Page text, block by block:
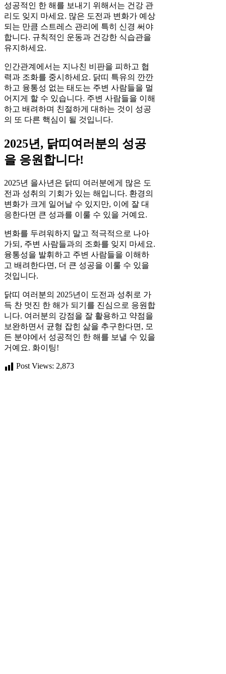
성공적인 한 해를 보내기 위해서는 건강 관
리도 잊지 마세요. 많은 도전과 변화가 예상
되는 만큼 스트레스 관리에 특히 신경 써야
합니다. 규칙적인 운동과 건강한 식습관을
유지하세요.
인간관계에서는 지나친 비판을 피하고 협
력과 조화를 중시하세요. 닭띠 특유의 깐깐
하고 융통성 없는 태도는 주변 사람들을 멀
어지게 할 수 있습니다. 주변 사람들을 이해
하고 배려하며 친절하게 대하는 것이 성공
의 또 다른 핵심이 될 것입니다.
2025년, 닭띠여러분의 성공
을 응원합니다!
2025년 을사년은 닭띠 여러분에게 많은 도
전과 성취의 기회가 있는 해입니다. 환경의
변화가 크게 일어날 수 있지만, 이에 잘 대
응한다면 큰 성과를 이룰 수 있을 거예요.
변화를 두려워하지 말고 적극적으로 나아
가되, 주변 사람들과의 조화를 잊지 마세요.
융통성을 발휘하고 주변 사람들을 이해하
고 배려한다면, 더 큰 성공을 이룰 수 있을
것입니다.
닭띠 여러분의 2025년이 도전과 성취로 가
득 찬 멋진 한 해가 되기를 진심으로 응원합
니다. 여러분의 강점을 잘 활용하고 약점을
보완하면서 균형 잡힌 삶을 추구한다면, 모
든 분야에서 성공적인 한 해를 보낼 수 있을
거예요. 화이팅!
Post Views: 2,873